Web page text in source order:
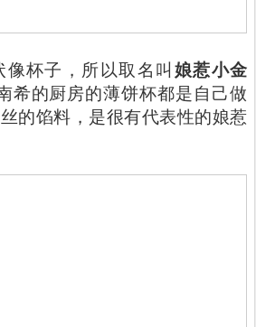
杯子，所以取名叫 娘惹小金
希的厨房的薄饼杯都是自己做
的馅料，是很有代表性的娘惹